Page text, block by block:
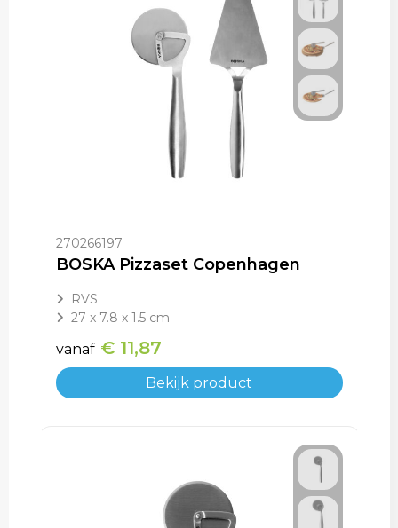
270266197
BOSKA Pizzaset Copenhagen
RVS
27 x 7.8 x 1.5 cm
vanaf € 11,87
Bekijk product